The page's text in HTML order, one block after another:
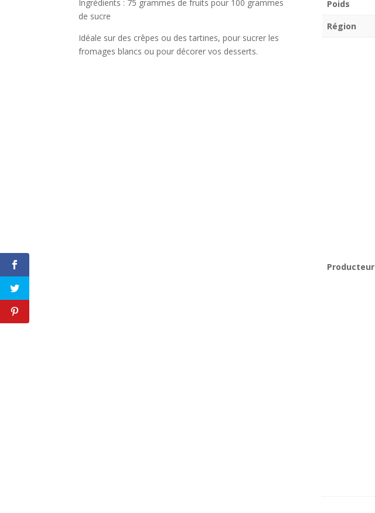
Ingrédients : 75 grammes de fruits pour 100 grammes
de sucre
Idéale sur des crêpes ou des tartines, pour sucrer les
fromages blancs ou pour décorer vos desserts.
Poids
Région
Producteur